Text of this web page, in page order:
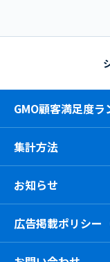
GMO顧客満足度ラ
集計方法
お知らせ
広告掲載ポリシー